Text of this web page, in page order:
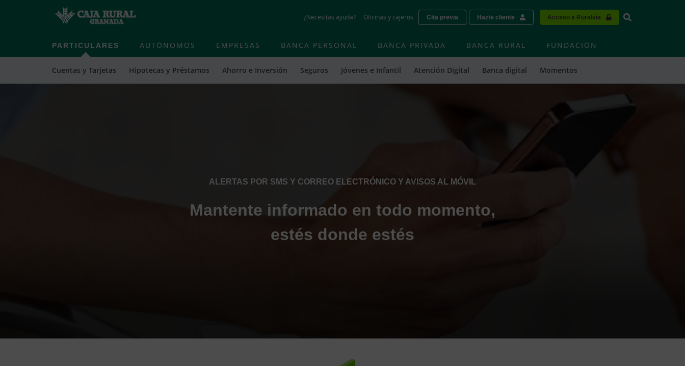
to
contentt
¿Necesitas ayuda? Oficinas y cajeros Cita previa Hazte cliente Acceso a Ruralvía Vinculo -
PARTICULARES
Cuentas y Tarjetas Hipotecas y Préstamos Ahorro e Inversión Seguros Jóvenes e Infantil Atención Digital Banca digital Momentos
AUTÓNOMOS EMPRESAS BANCA PERSONAL BANCA PRIVADA BANCA RURAL FUNDACIÓN
ALERTAS POR SMS Y CORREO ELECTRÓNICO Y AVISOS AL MÓVIL
Mantente informado en todo momento,
estés donde estés